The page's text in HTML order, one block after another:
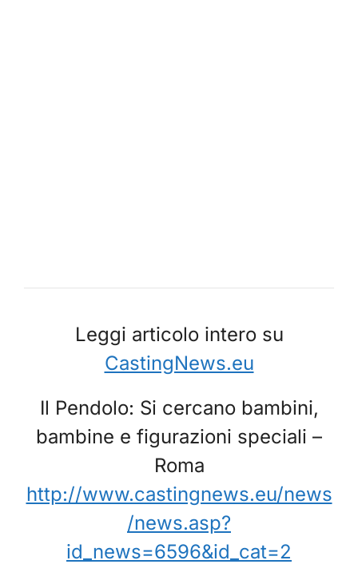
Leggi articolo intero su
CastingNews.eu
Il Pendolo: Si cercano bambini,
bambine e figurazioni speciali –
Roma
http://www.castingnews.eu/news
/news.asp?
id_news=6596&id_cat=2